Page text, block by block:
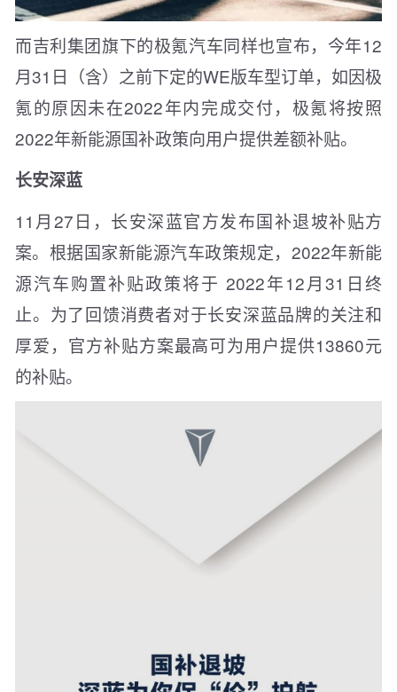
而吉利集团旗下的极氪汽车同样也宣布，今年12
月31日（含）之前下定的WE版车型订单，如因极
氪的原因未在2022年内完成交付，极氪将按照
2022年新能源国补政策向用户提供差额补贴。
长安深蓝
11月27日，长安深蓝官方发布国补退坡补贴方
案。根据国家新能源汽车政策规定，2022年新能
源汽车购置补贴政策将于 2022年12月31日终
止。为了回馈消费者对于长安深蓝品牌的关注和
厚爱，官方补贴方案最高可为用户提供13860元
的补贴。